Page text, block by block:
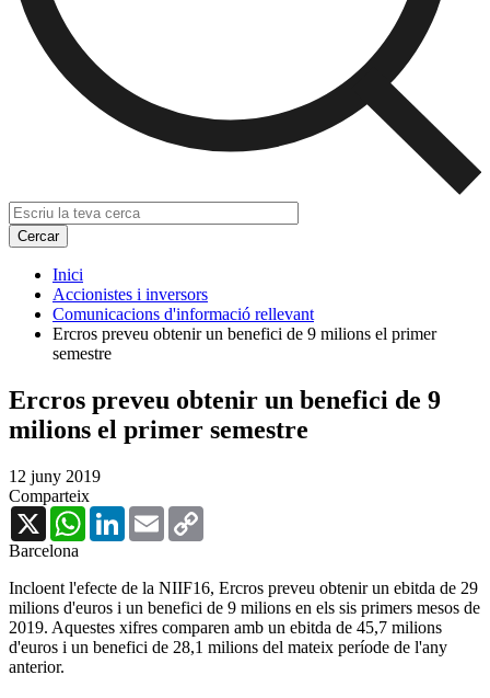
Inici
Accionistes i inversors
Comunicacions d'informació rellevant
Ercros preveu obtenir un benefici de 9 milions el primer
semestre
Ercros preveu obtenir un benefici de 9
milions el primer semestre
12 juny 2019
Comparteix
X
WhatsAppLinkedInEmail
Barcelona
Incloent l'efecte de la NIIF16, Ercros preveu obtenir un ebitda de 29
milions d'euros i un benefici de 9 milions en els sis primers mesos de
2019. Aquestes xifres comparen amb un ebitda de 45,7 milions
d'euros i un benefici de 28,1 milions del mateix període de l'any
anterior.